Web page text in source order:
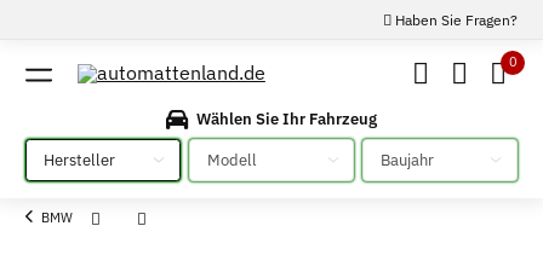
Haben Sie Fragen?
0
Wählen Sie Ihr Fahrzeug
Bitte auswählen
Bitte auswählen Bitte auswählen
BMW